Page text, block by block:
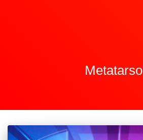
Metatarso